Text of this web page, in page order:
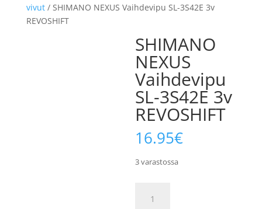
vivut/ SHIMANO NEXUS Vaihdevipu SL-3S42E 3v
REVOSHIFT
SHIMANO
NEXUS
Vaihdevipu
SL-3S42E 3v
REVOSHIFT
16.95€
3 varastossa
NEXUS